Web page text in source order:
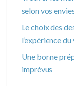
selon vos envies
Le choix des
l’expérience
Une bonne
imprévus